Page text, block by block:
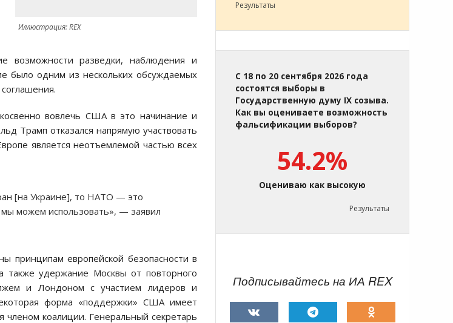
Иллюстрация: REX
возможности разведки, наблюдения и
было одним из нескольких обсуждаемых
вовлечь США в это начинание и
Трамп отказался напрямую участвовать
является неотъемлемой частью всех
[на Украине], то НАТО — это
можем использовать», — заявил
принципам европейской безопасности в
также удержание Москвы от повторного
и Лондоном с участием лидеров и
форма «поддержки» США имеет
коалиции. Генеральный секретарь
Результаты
С 18 по 20 сентября 2026 года
состоятся выборы в
Государственную думу IX созыва.
Как вы оцениваете возможность
фальсификации выборов?
54.2%
Оцениваю как высокую
Результаты
Подписывайтесь на ИА REX